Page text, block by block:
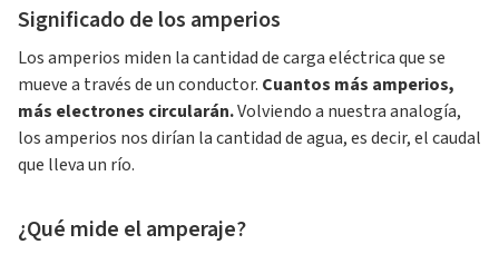
Significado de los amperios
Los amperios miden la cantidad de carga eléctrica que se
mueve a través de un conductor. Cuantos más amperios,
más electrones circularán.Volviendo a nuestra analogía,
los amperios nos dirían la cantidad de agua, es decir, el caudal
que lleva un río.
¿Qué mide el amperaje?